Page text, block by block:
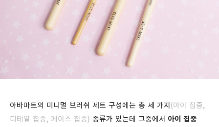
아바마트의 미니멀 브러쉬 세트 구성에는 총 세 가지(아이 집중,
디테일 집중, 페이스 집중) 종류가 있는데 그중에서 아이 집중